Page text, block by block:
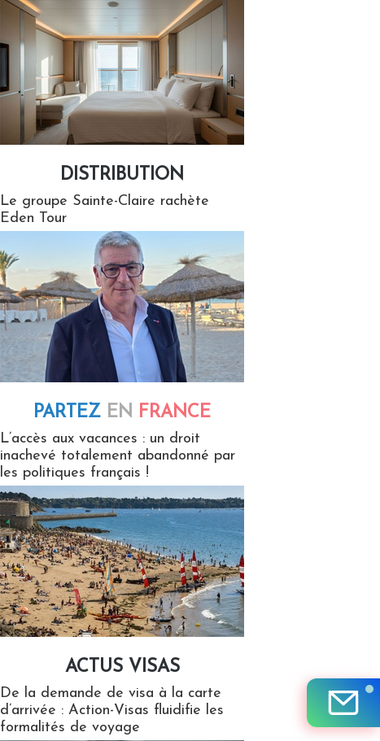
DISTRIBUTION
Le groupe Sainte-Claire rachète
Eden Tour
PARTEZ EN FRANCE
L’accès aux vacances : un droit
inachevé totalement abandonné par
les politiques français !
ACTUS VISAS
De la demande de visa à la carte
d’arrivée : Action-Visas fluidifie les
formalités de voyage